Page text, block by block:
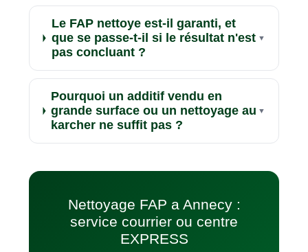
Le FAP nettoye est-il garanti, et
que se passe-t-il si le résultat n'est
pas concluant ?
Pourquoi un additif vendu en
grande surface ou un nettoyage au
karcher ne suffit pas ?
Nettoyage FAP a Annecy :
service courrier ou centre
EXPRESS